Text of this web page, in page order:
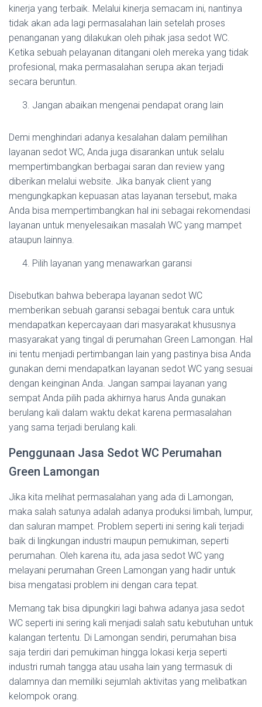
kinerja yang terbaik. Melalui kinerja semacam ini, nantinya
tidak akan ada lagi permasalahan lain setelah proses
penanganan yang dilakukan oleh pihak jasa sedot WC.
Ketika sebuah pelayanan ditangani oleh mereka yang tidak
profesional, maka permasalahan serupa akan terjadi
secara beruntun.
Jangan abaikan mengenai pendapat orang lain
Demi menghindari adanya kesalahan dalam pemilihan
layanan sedot WC, Anda juga disarankan untuk selalu
mempertimbangkan berbagai saran dan review yang
diberikan melalui website. Jika banyak client yang
mengungkapkan kepuasan atas layanan tersebut, maka
Anda bisa mempertimbangkan hal ini sebagai rekomendasi
layanan untuk menyelesaikan masalah WC yang mampet
ataupun lainnya.
Pilih layanan yang menawarkan garansi
Disebutkan bahwa beberapa layanan sedot WC
memberikan sebuah garansi sebagai bentuk cara untuk
mendapatkan kepercayaan dari masyarakat khususnya
masyarakat yang tingal di perumahan Green Lamongan. Hal
ini tentu menjadi pertimbangan lain yang pastinya bisa Anda
gunakan demi mendapatkan layanan sedot WC yang sesuai
dengan keinginan Anda. Jangan sampai layanan yang
sempat Anda pilih pada akhirnya harus Anda gunakan
berulang kali dalam waktu dekat karena permasalahan
yang sama terjadi berulang kali.
Penggunaan Jasa Sedot WC Perumahan
Green Lamongan
Jika kita melihat permasalahan yang ada di Lamongan,
maka salah satunya adalah adanya produksi limbah, lumpur,
dan saluran mampet. Problem seperti ini sering kali terjadi
baik di lingkungan industri maupun pemukiman, seperti
perumahan. Oleh karena itu, ada jasa sedot WC yang
melayani perumahan Green Lamongan yang hadir untuk
bisa mengatasi problem ini dengan cara tepat.
Memang tak bisa dipungkiri lagi bahwa adanya jasa sedot
WC seperti ini sering kali menjadi salah satu kebutuhan untuk
kalangan tertentu. Di Lamongan sendiri, perumahan bisa
saja terdiri dari pemukiman hingga lokasi kerja seperti
industri rumah tangga atau usaha lain yang termasuk di
dalamnya dan memiliki sejumlah aktivitas yang melibatkan
kelompok orang.